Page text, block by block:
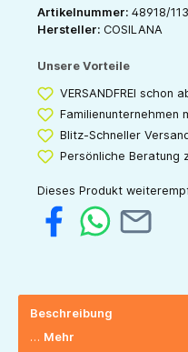
Artikelnummer: 48918/
Hersteller: COSILANA
Unsere Vorteile
VERSANDFREI schon
Familienunternehmen
Blitz-Schneller
Persönliche Beratung
Dieses Produkt
Beschreibung
… Mehr